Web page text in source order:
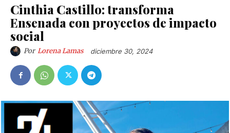
Cinthia Castillo: transforma
Ensenada con proyectos de impacto
social
Por Lorena Lamas diciembre 30, 2024